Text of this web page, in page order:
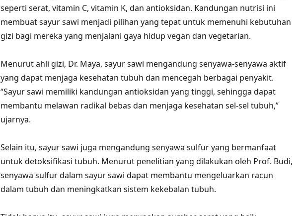
seperti serat, vitamin C, vitamin K, dan antioksidan. Kandungan nutrisi ini
membuat sayur sawi menjadi pilihan yang tepat untuk memenuhi kebutuhan
gizi bagi mereka yang menjalani gaya hidup vegan dan vegetarian.
Menurut ahli gizi, Dr. Maya, sayur sawi mengandung senyawa-senyawa aktif
yang dapat menjaga kesehatan tubuh dan mencegah berbagai penyakit.
“Sayur sawi memiliki kandungan antioksidan yang tinggi, sehingga dapat
membantu melawan radikal bebas dan menjaga kesehatan sel-sel tubuh,”
ujarnya.
Selain itu, sayur sawi juga mengandung senyawa sulfur yang bermanfaat
untuk detoksifikasi tubuh. Menurut penelitian yang dilakukan oleh Prof. Budi,
senyawa sulfur dalam sayur sawi dapat membantu mengeluarkan racun
dalam tubuh dan meningkatkan sistem kekebalan tubuh.